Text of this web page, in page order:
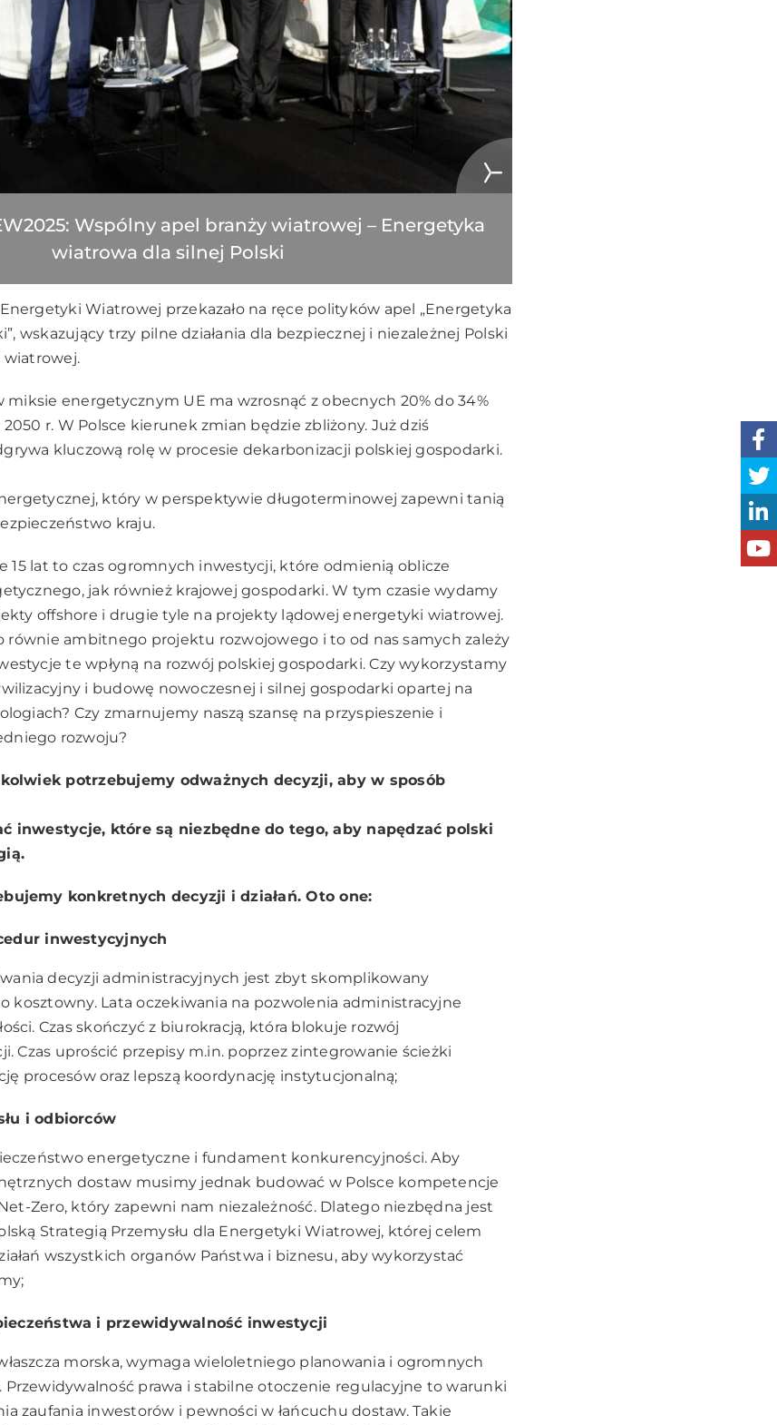
Wspólny apel branży wiatrowej – Energetyka
wiatrowa dla silnej Polski
Wiatrowej przekazało na ręce polityków apel „Energetyka
wskazujący trzy pilne działania dla bezpiecznej i niezależnej Polski
wiatrowej.
miksie energetycznym UE ma wzrosnąć z obecnych 20% do 34%
r. W Polsce kierunek zmian będzie zbliżony. Już dziś
kluczową rolę w procesie dekarbonizacji polskiej gospodarki.
który w perspektywie długoterminowej zapewni tanią
kraju.
15 lat to czas ogromnych inwestycji, które odmienią oblicze
jak również krajowej gospodarki. W tym czasie wydamy
offshore i drugie tyle na projekty lądowej energetyki wiatrowej.
równie ambitnego projektu rozwojowego i to od nas samych zależy
te wpłyną na rozwój polskiej gospodarki. Czy wykorzystamy
i budowę nowoczesnej i silnej gospodarki opartej na
Czy zmarnujemy naszą szansę na przyspieszenie i
rozwoju?
potrzebujemy odważnych decyzji, aby w sposób
inwestycje, które są niezbędne do tego, aby napędzać polski
konkretnych decyzji i działań. Oto one:
inwestycyjnych
decyzji administracyjnych jest zbyt skomplikowany
kosztowny. Lata oczekiwania na pozwolenia administracyjne
Czas skończyć z biurokracją, która blokuje rozwój
Czas uprościć przepisy m.in. poprzez zintegrowanie ścieżki
procesów oraz lepszą koordynację instytucjonalną;
i odbiorców
energetyczne i fundament konkurencyjności. Aby
dostaw musimy jednak budować w Polsce kompetencje
Zero, który zapewni nam niezależność. Dlatego niezbędna jest
Strategią Przemysłu dla Energetyki Wiatrowej, której celem
wszystkich organów Państwa i biznesu, aby wykorzystać
i przewidywalność inwestycji
morska, wymaga wieloletniego planowania i ogromnych
Przewidywalność prawa i stabilne otoczenie regulacyjne to warunki
zaufania inwestorów i pewności w łańcuchu dostaw. Takie